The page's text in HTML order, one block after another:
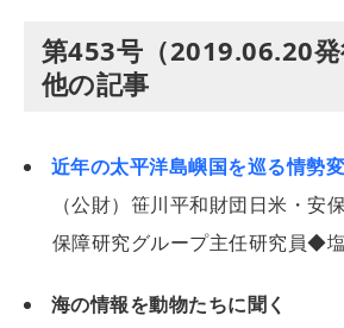
第453号（2019.06.20
他の記事
近年の太平洋島嶼国を巡る情勢
（公財）笹川平和財団日米・安
保障研究グループ主任研究員◆
海の情報を動物たちに聞く